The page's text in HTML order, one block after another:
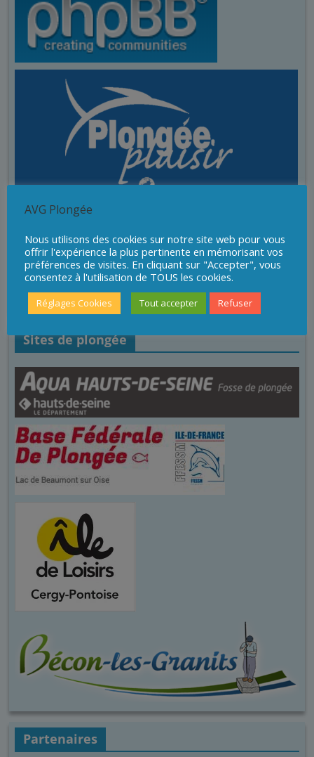
Sites de plongée
Partenaires
AVG Plongée
Nous utilisons des cookies sur notre site web pour vous
offrir l'expérience la plus pertinente en mémorisant vos
préférences de visites. En cliquant sur "Accepter", vous
consentez à l'utilisation de TOUS les cookies.
Réglages Cookies Tout accepter Refuser